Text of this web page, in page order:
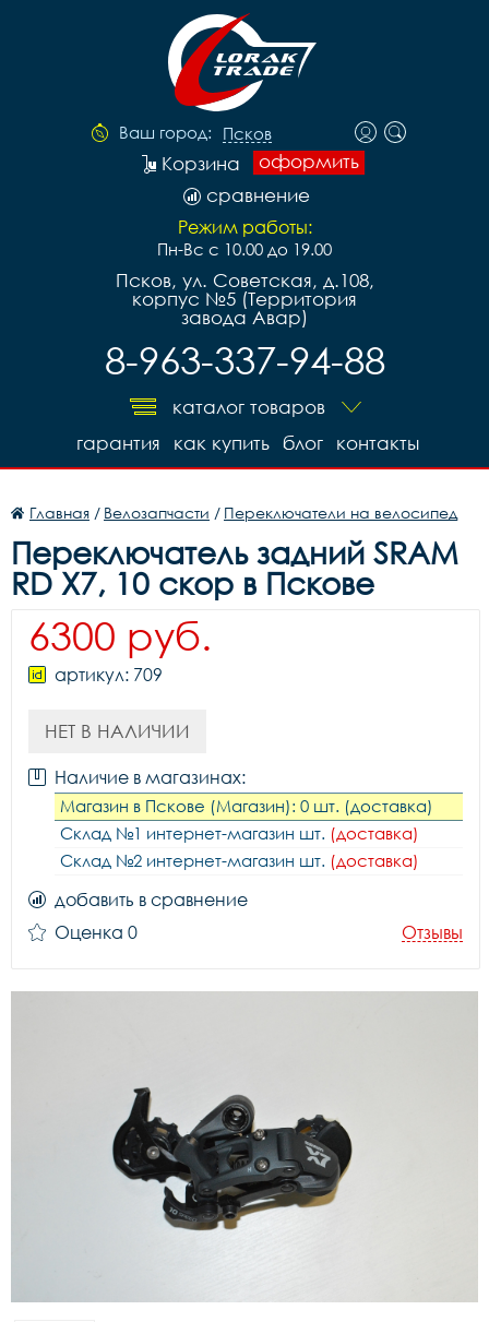
Ваш город: Псков
оформить
Корзина
сравнение
Режим работы:
Пн-Вс с 10.00 до 19.00
Псков, ул. Советская, д.108,
корпус №5 (Территория
завода Авар)
8-963-337-94-88
каталог товаров
контакты
блог
как купить
гарантия
Главная / Велозапчасти / Переключатели на велосипед
Переключатель задний SRAM
RD X7, 10 скор в Пскове
6300 руб.
артикул: 709
НЕТ В НАЛИЧИИ
Наличие в магазинах:
Магазин в Пскове (Магазин): 0 шт. (доставка)
Склад №1 интернет-магазин шт. (доставка)
Склад №2 интернет-магазин шт. (доставка)
добавить в сравнение
Оценка 0
Отзывы